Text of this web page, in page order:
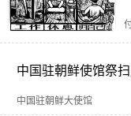
中国驻朝鲜使馆祭
中国驻朝鲜大使馆